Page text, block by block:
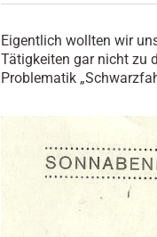
Eigentlich wollten wir
Tätigkeiten gar nicht zu
Problematik